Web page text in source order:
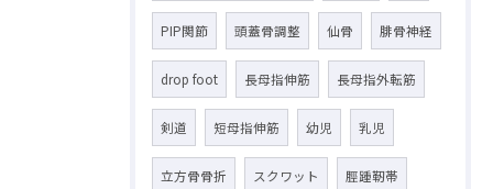
PIP関節 頭蓋骨調整 仙骨 腓骨神経
drop foot 長母指伸筋 長母指外転筋
剣道 短母指伸筋 幼児 乳児
立方骨骨折 スクワット 脛踵靭帯